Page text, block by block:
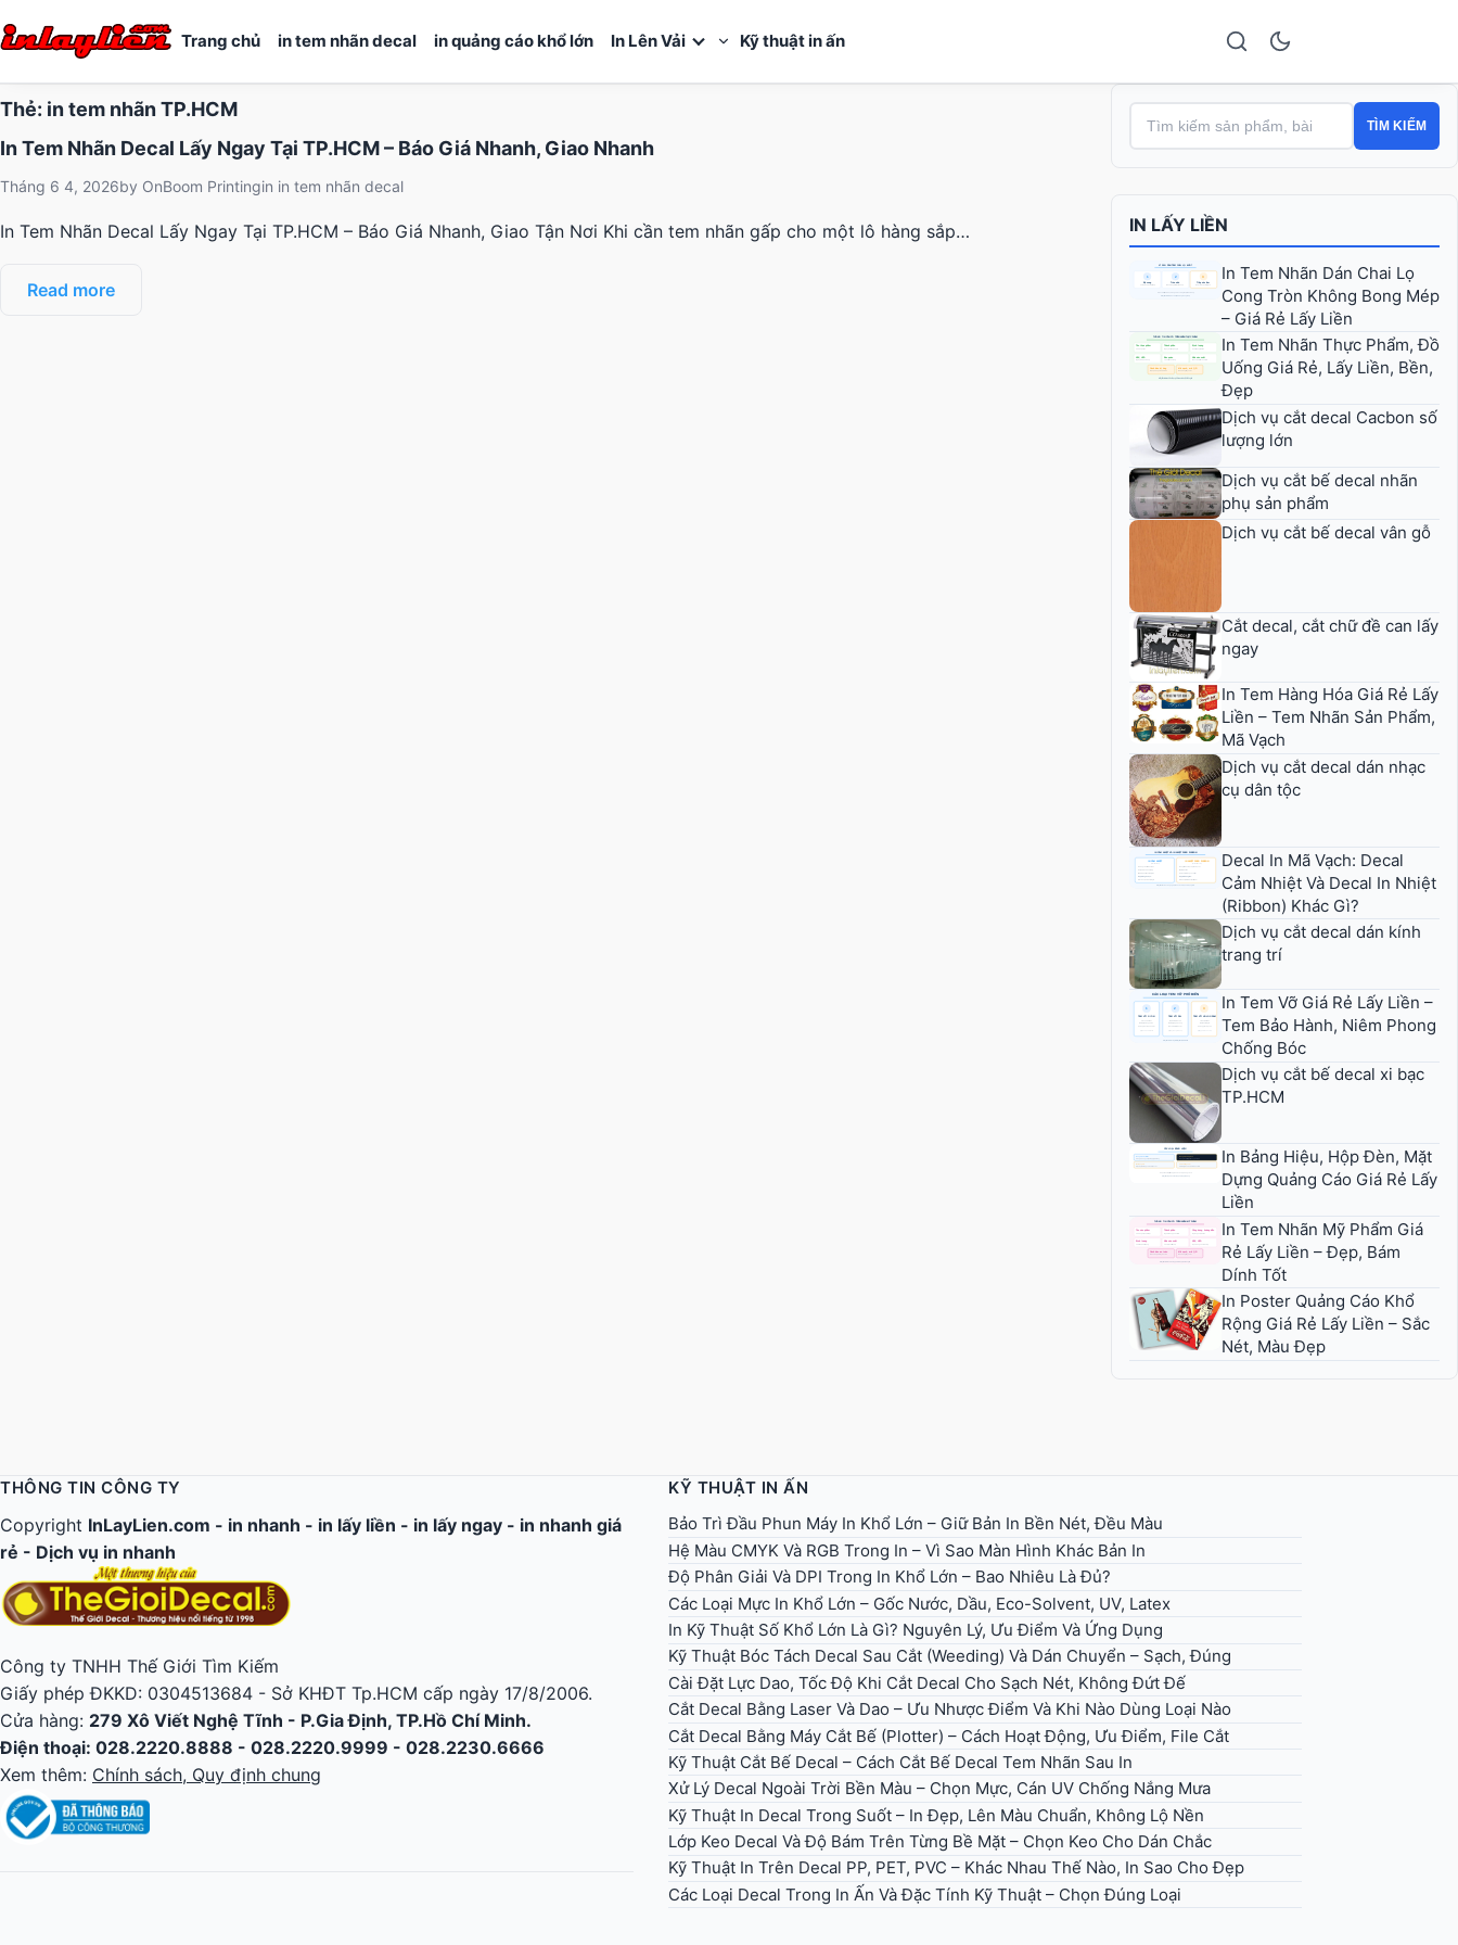
Trang chủ in tem nhãn decal in quảng cáo khổ lớn In Lên Vải Kỹ thuật in ấn
Thẻ: in tem nhãn TP.HCM
In Tem Nhãn Decal Lấy Ngay Tại TP.HCM – Báo Giá Nhanh, Giao Nhanh
Tháng 6 4, 2026by OnBoom Printingin in tem nhãn decal
In Tem Nhãn Decal Lấy Ngay Tại TP.HCM – Báo Giá Nhanh, Giao Tận Nơi Khi cần tem nhãn gấp cho một lô hàng sắp…
Read more
TÌM KIẾM
IN LẤY LIỀN
In Tem Nhãn Dán Chai Lọ
Cong Tròn Không Bong Mép
– Giá Rẻ Lấy Liền
In Tem Nhãn Thực Phẩm, Đồ
Uống Giá Rẻ, Lấy Liền, Bền,
Đẹp
Dịch vụ cắt decal Cacbon số
lượng lớn
Dịch vụ cắt bế decal nhãn
phụ sản phẩm
Dịch vụ cắt bế decal vân gỗ
Cắt decal, cắt chữ đề can lấy
ngay
In Tem Hàng Hóa Giá Rẻ Lấy
Liền – Tem Nhãn Sản Phẩm,
Mã Vạch
Dịch vụ cắt decal dán nhạc
cụ dân tộc
Decal In Mã Vạch: Decal
Cảm Nhiệt Và Decal In Nhiệt
(Ribbon) Khác Gì?
Dịch vụ cắt decal dán kính
trang trí
In Tem Vỡ Giá Rẻ Lấy Liền –
Tem Bảo Hành, Niêm Phong
Chống Bóc
Dịch vụ cắt bế decal xi bạc
TP.HCM
In Bảng Hiệu, Hộp Đèn, Mặt
Dựng Quảng Cáo Giá Rẻ Lấy
Liền
In Tem Nhãn Mỹ Phẩm Giá
Rẻ Lấy Liền – Đẹp, Bám
Dính Tốt
In Poster Quảng Cáo Khổ
Rộng Giá Rẻ Lấy Liền – Sắc
Nét, Màu Đẹp
THÔNG TIN CÔNG TY
Copyright InLayLien.com - in nhanh - in lấy liền - in lấy ngay - in nhanh giá
rẻ - Dịch vụ in nhanh
Công ty TNHH Thế Giới Tìm Kiếm
Giấy phép ĐKKD: 0304513684 - Sở KHĐT Tp.HCM cấp ngày 17/8/2006.
Cửa hàng: 279 Xô Viết Nghệ Tĩnh - P.Gia Định, TP.Hồ Chí Minh.
Điện thoại: 028.2220.8888 - 028.2220.9999 - 028.2230.6666
Xem thêm: Chính sách, Quy định chung
KỸ THUẬT IN ẤN
Bảo Trì Đầu Phun Máy In Khổ Lớn – Giữ Bản In Bền Nét, Đều Màu
Hệ Màu CMYK Và RGB Trong In – Vì Sao Màn Hình Khác Bản In
Độ Phân Giải Và DPI Trong In Khổ Lớn – Bao Nhiêu Là Đủ?
Các Loại Mực In Khổ Lớn – Gốc Nước, Dầu, Eco-Solvent, UV, Latex
In Kỹ Thuật Số Khổ Lớn Là Gì? Nguyên Lý, Ưu Điểm Và Ứng Dụng
Kỹ Thuật Bóc Tách Decal Sau Cắt (Weeding) Và Dán Chuyển – Sạch, Đúng
Cài Đặt Lực Dao, Tốc Độ Khi Cắt Decal Cho Sạch Nét, Không Đứt Đế
Cắt Decal Bằng Laser Và Dao – Ưu Nhược Điểm Và Khi Nào Dùng Loại Nào
Cắt Decal Bằng Máy Cắt Bế (Plotter) – Cách Hoạt Động, Ưu Điểm, File Cắt
Kỹ Thuật Cắt Bế Decal – Cách Cắt Bế Decal Tem Nhãn Sau In
Xử Lý Decal Ngoài Trời Bền Màu – Chọn Mực, Cán UV Chống Nắng Mưa
Kỹ Thuật In Decal Trong Suốt – In Đẹp, Lên Màu Chuẩn, Không Lộ Nền
Lớp Keo Decal Và Độ Bám Trên Từng Bề Mặt – Chọn Keo Cho Dán Chắc
Kỹ Thuật In Trên Decal PP, PET, PVC – Khác Nhau Thế Nào, In Sao Cho Đẹp
Các Loại Decal Trong In Ấn Và Đặc Tính Kỹ Thuật – Chọn Đúng Loại